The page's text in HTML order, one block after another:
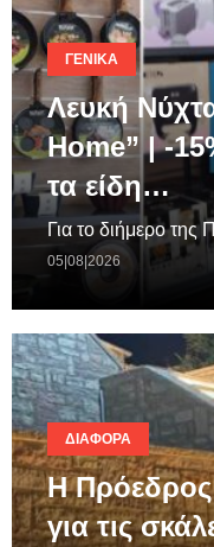
ΓΕΝΙΚΆ
Λευκή
Home” | -
τα είδη…
Για το διήμερο της
05|08|2026
ΔΙΆΦΟΡΑ
Η Πρόεδρος
για τις